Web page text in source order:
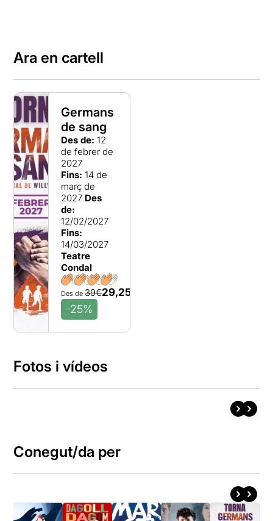
Ara en cartell
Germans
de sang
Des de: 12
de febrer de
2027
Fins: 14 de
març de
2027 Des
de:
12/02/2027
Fins:
14/03/2027
Teatre
Condal
Des de39€29,25€
-25%
Fotos i vídeos
Conegut/da per